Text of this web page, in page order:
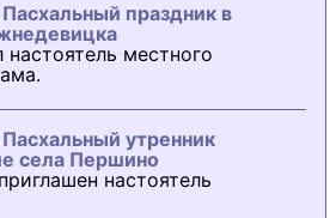
праздник в
местного
утренник
села Першино
настоятель